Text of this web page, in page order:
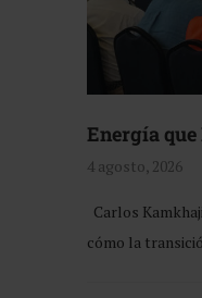
Energía
4 agosto, 2026
Carlos
cómo la